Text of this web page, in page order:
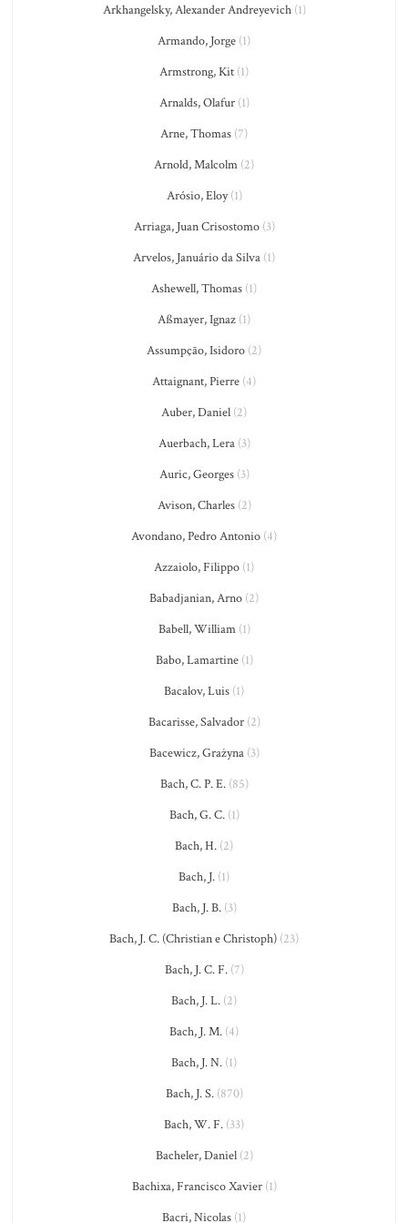
Arkhangelsky, Alexander Andreyevich(1)
Armando, Jorge (1)
Armstrong, Kit (1)
Arnalds, Olafur(1)
Arne, Thomas (7)
Arnold, Malcolm (2)
Arósio, Eloy(1)
Arriaga, Juan Crisostomo(3)
Arvelos, Januário da Silva (1)
Ashewell, Thomas (1)
Aßmayer, Ignaz (1)
Assumpção, Isidoro (2)
Attaignant, Pierre (4)
Auber, Daniel (2)
Auerbach, Lera(3)
Auric, Georges(3)
Avison, Charles(2)
Avondano, Pedro Antonio (4)
Azzaiolo, Filippo (1)
Babadjanian, Arno (2)
Babell, William(1)
Babo, Lamartine(1)
Bacalov, Luis (1)
Bacarisse, Salvador(2)
Bacewicz, Grażyna(3)
Bach, C. P. E.(85)
Bach, G. C.(1)
Bach, H. (2)
Bach, J. (1)
Bach, J. B.(3)
Bach, J. C. (Christian e Christoph) (23)
Bach, J. C. F.(7)
Bach, J. L. (2)
Bach, J. M. (4)
Bach, J. N. (1)
Bach, J. S.(870)
Bach, W. F. (33)
Bacheler, Daniel(2)
Bachixa, Francisco Xavier(1)
Bacri, Nicolas (1)